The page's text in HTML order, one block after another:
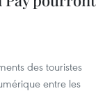
des touristes
entre les